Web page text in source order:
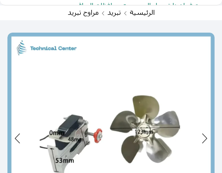
يتوفر لدينا توصيل الى جميع محافظات العراق
الرئيسية تبريد مراوح تبريد